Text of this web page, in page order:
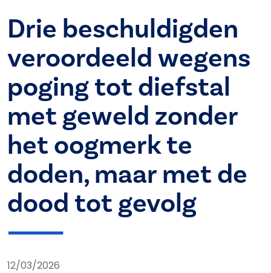
Drie beschuldigden
veroordeeld wegens
poging tot diefstal
met geweld zonder
het oogmerk te
doden, maar met de
dood tot gevolg
12/03/2026